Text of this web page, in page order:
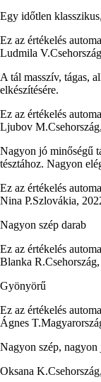
Egy időtlen
Ez az értékelés
Ludmila V.Csehország
A tál masszív, tágas,
elkészítésére.
Ez az értékelés
Ljubov M.Csehország,
Nagyon jó minőségű
tésztához. Nagyon
Ez az értékelés
Nina P.Szlovákia,
Nagyon szép darab
Ez az értékelés
Blanka R.Csehország,
Gyönyörű
Ez az értékelés
Ágnes T.
Nagyon szép,
Oksana K.Csehország,